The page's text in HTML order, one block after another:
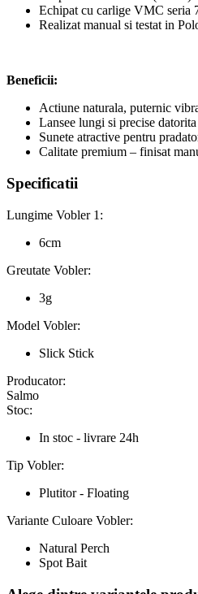
Echipat cu carlige VMC seria
Realizat manual si testat in
Beneficii:
Actiune naturala, puternic
Lansee lungi si precise
Sunete atractive pentru
Calitate premium – finisat
Specificatii
Lungime Vobler 1:
6cm
Greutate Vobler:
3g
Model Vobler:
Slick Stick
Producator:
Salmo
Stoc:
In stoc - livrare 24h
Tip Vobler:
Plutitor - Floating
Variante Culoare Vobler:
Natural Perch
Spot Bait